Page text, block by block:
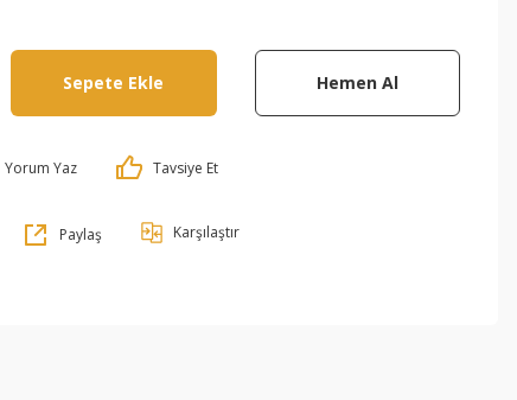
Sepete Ekle Hemen Al
Yorum Yaz Tavsiye Et
Paylaş Karşılaştır